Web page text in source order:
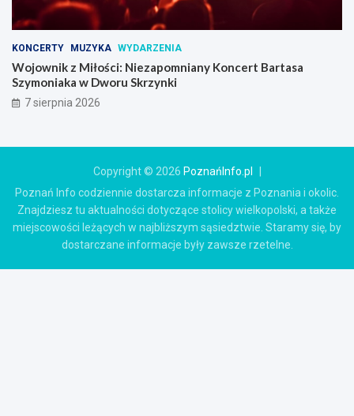
KONCERTY MUZYKA WYDARZENIA
Wojownik z Miłości: Niezapomniany Koncert Bartasa
Szymoniaka w Dworu Skrzynki
7 sierpnia 2026
Copyright © 2026 PoznańInfo.pl
Poznań Info codziennie dostarcza informacje z Poznania i okolic.
Znajdziesz tu aktualności dotyczące stolicy wielkopolski, a także
miejscowości leżących w najbliższym sąsiedztwie. Staramy się, by
dostarczane informacje były zawsze rzetelne.